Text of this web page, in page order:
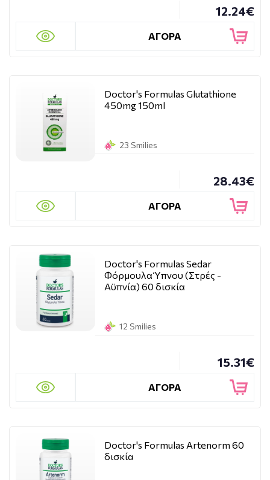
12.24€
ΑΓΟΡΑ
Doctor's Formulas Glutathione
450mg 150ml
23 Smilies
28.43€
ΑΓΟΡΑ
Doctor's Formulas Sedar
Φόρμουλα Ύπνου (Στρές -
Αϋπνία) 60 δισκία
12 Smilies
15.31€
ΑΓΟΡΑ
Doctor's Formulas Artenorm 60
δισκία